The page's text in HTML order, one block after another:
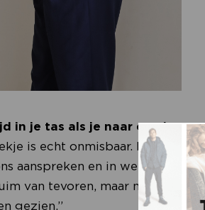
in je tas als je naar een beurs
is echt onmisbaar. Ik schrijf
aanspreken en in welke
van tevoren, maar na de
gezien.”